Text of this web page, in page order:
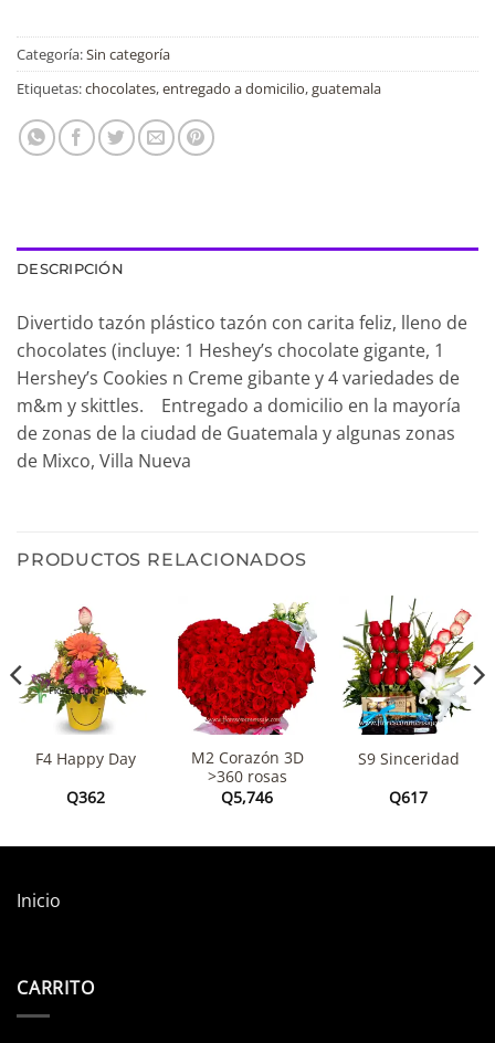
Categoría:Sin categoría
Etiquetas:chocolates,entregado a domicilio,guatemala
DESCRIPCIÓN
Divertido tazón plástico tazón con carita feliz, lleno de
chocolates (incluye: 1 Heshey’s chocolate gigante, 1
Hershey’s Cookies n Creme gibante y 4 variedades de
m&m y skittles. Entregado a domicilio en la mayoría
de zonas de la ciudad de Guatemala y algunas zonas
de Mixco, Villa Nueva
PRODUCTOS RELACIONADOS
F4 Happy Day
Q362
M2 Corazón 3D
>360 rosas
Q5,746
S9 Sinceridad
Q617
Inicio
CARRITO